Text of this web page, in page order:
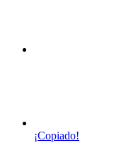
¡Copiado!